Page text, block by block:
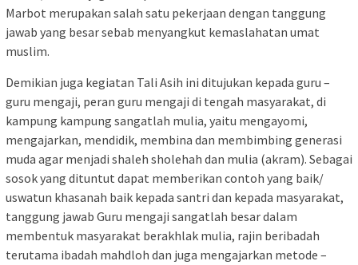
Marbot merupakan salah satu pekerjaan dengan tanggung
jawab yang besar sebab menyangkut kemaslahatan umat
muslim.
Demikian juga kegiatan Tali Asih ini ditujukan kepada guru –
guru mengaji, peran guru mengaji di tengah masyarakat, di
kampung kampung sangatlah mulia, yaitu mengayomi,
mengajarkan, mendidik, membina dan membimbing generasi
muda agar menjadi shaleh sholehah dan mulia (akram). Sebagai
sosok yang dituntut dapat memberikan contoh yang baik/
uswatun khasanah baik kepada santri dan kepada masyarakat,
tanggung jawab Guru mengaji sangatlah besar dalam
membentuk masyarakat berakhlak mulia, rajin beribadah
terutama ibadah mahdloh dan juga mengajarkan metode –